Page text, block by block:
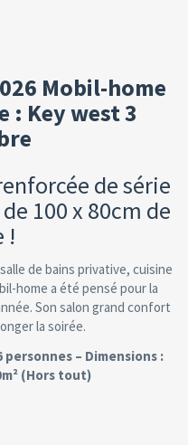
Mobil-home
: Key west 3
de série
100 x 80cm de
!
de bains privative, cuisine
home a été pensé pour la
Son salon grand confort
la soirée.
personnes – Dimensions :
(Hors tout)